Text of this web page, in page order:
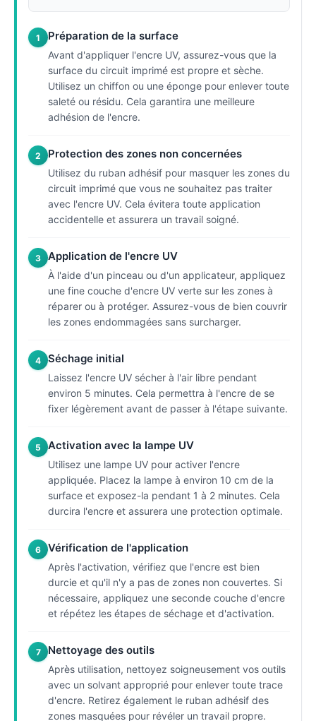
1 Préparation de la surface
Avant d'appliquer l'encre UV, assurez-vous que la
surface du circuit imprimé est propre et sèche.
Utilisez un chiffon ou une éponge pour enlever toute
saleté ou résidu. Cela garantira une meilleure
adhésion de l'encre.
2 Protection des zones non concernées
Utilisez du ruban adhésif pour masquer les zones du
circuit imprimé que vous ne souhaitez pas traiter
avec l'encre UV. Cela évitera toute application
accidentelle et assurera un travail soigné.
3 Application de l'encre UV
À l'aide d'un pinceau ou d'un applicateur, appliquez
une fine couche d'encre UV verte sur les zones à
réparer ou à protéger. Assurez-vous de bien couvrir
les zones endommagées sans surcharger.
4 Séchage initial
Laissez l'encre UV sécher à l'air libre pendant
environ 5 minutes. Cela permettra à l'encre de se
fixer légèrement avant de passer à l'étape suivante.
5 Activation avec la lampe UV
Utilisez une lampe UV pour activer l'encre
appliquée. Placez la lampe à environ 10 cm de la
surface et exposez-la pendant 1 à 2 minutes. Cela
durcira l'encre et assurera une protection optimale.
6 Vérification de l'application
Après l'activation, vérifiez que l'encre est bien
durcie et qu'il n'y a pas de zones non couvertes. Si
nécessaire, appliquez une seconde couche d'encre
et répétez les étapes de séchage et d'activation.
7 Nettoyage des outils
Après utilisation, nettoyez soigneusement vos outils
avec un solvant approprié pour enlever toute trace
d'encre. Retirez également le ruban adhésif des
zones masquées pour révéler un travail propre.